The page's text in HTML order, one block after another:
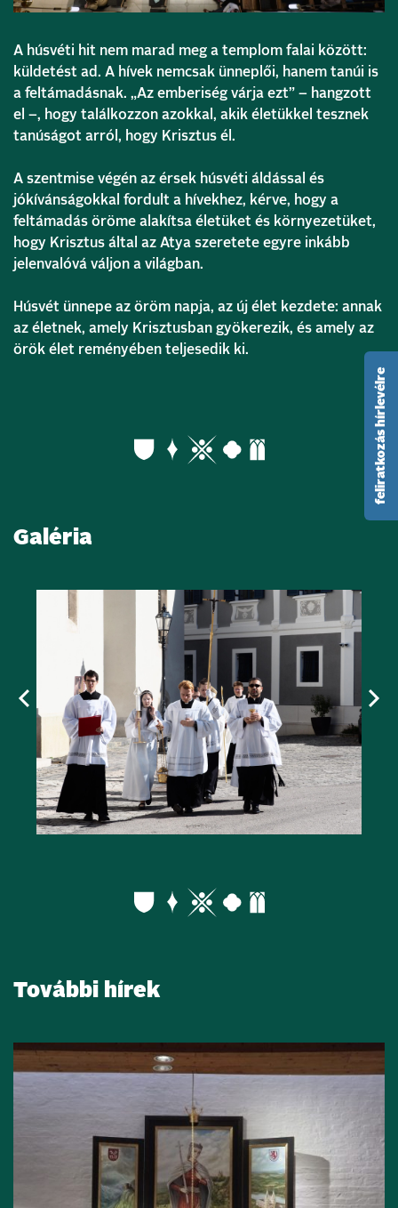
A húsvéti hit nem marad meg a templom falai között:
küldetést ad. A hívek nemcsak ünneplői, hanem tanúi is
a feltámadásnak. „Az emberiség várja ezt” – hangzott
el –, hogy találkozzon azokkal, akik életükkel tesznek
tanúságot arról, hogy Krisztus él.
A szentmise végén az érsek húsvéti áldással és
jókívánságokkal fordult a hívekhez, kérve, hogy a
feltámadás öröme alakítsa életüket és környezetüket,
hogy Krisztus által az Atya szeretete egyre inkább
jelenvalóvá váljon a világban.
Húsvét ünnepe az öröm napja, az új élet kezdete: annak
az életnek, amely Krisztusban gyökerezik, és amely az
örök élet reményében teljesedik ki.
Galéria
További hírek
feliratkozás hírlevélre